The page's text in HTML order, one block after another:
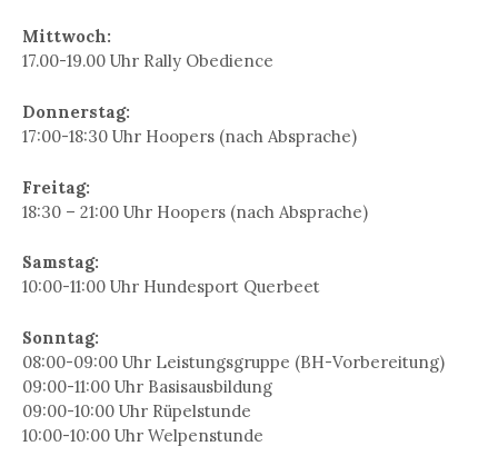
Mittwoch:
17.00-19.00 Uhr Rally Obedience
Donnerstag:
17:00-18:30 Uhr Hoopers (nach Absprache)
Freitag:
18:30 – 21:00 Uhr Hoopers (nach Absprache)
Samstag:
10:00-11:00 Uhr Hundesport Querbeet
Sonntag:
08:00-09:00 Uhr Leistungsgruppe (BH-Vorbereitung)
09:00-11:00 Uhr Basisausbildung
09:00-10:00 Uhr Rüpelstunde
10:00-10:00 Uhr Welpenstunde